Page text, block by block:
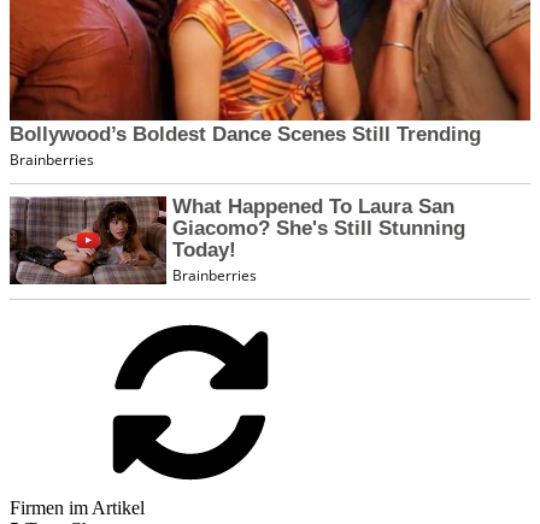
Firmen im Artikel